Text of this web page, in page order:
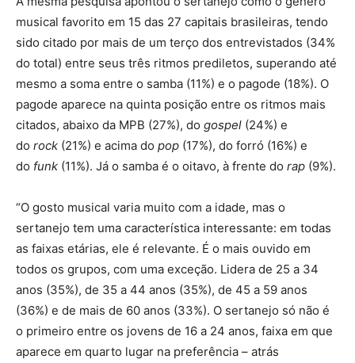
musical favorito em 15 das 27 capitais brasileiras, tendo
sido citado por mais de um terço dos entrevistados (34%
do total) entre seus três ritmos prediletos, superando até
mesmo a soma entre o samba (11%) e o pagode (18%). O
pagode aparece na quinta posição entre os ritmos mais
citados, abaixo da MPB (27%), do gospel (24%) e
do rock (21%) e acima do pop (17%), do forró (16%) e
do funk (11%). Já o samba é o oitavo, à frente do rap (9%).
“O gosto musical varia muito com a idade, mas o
sertanejo tem uma característica interessante: em todas
as faixas etárias, ele é relevante. É o mais ouvido em
todos os grupos, com uma exceção. Lidera de 25 a 34
anos (35%), de 35 a 44 anos (35%), de 45 a 59 anos
(36%) e de mais de 60 anos (33%). O sertanejo só não é
o primeiro entre os jovens de 16 a 24 anos, faixa em que
aparece em quarto lugar na preferência – atrás